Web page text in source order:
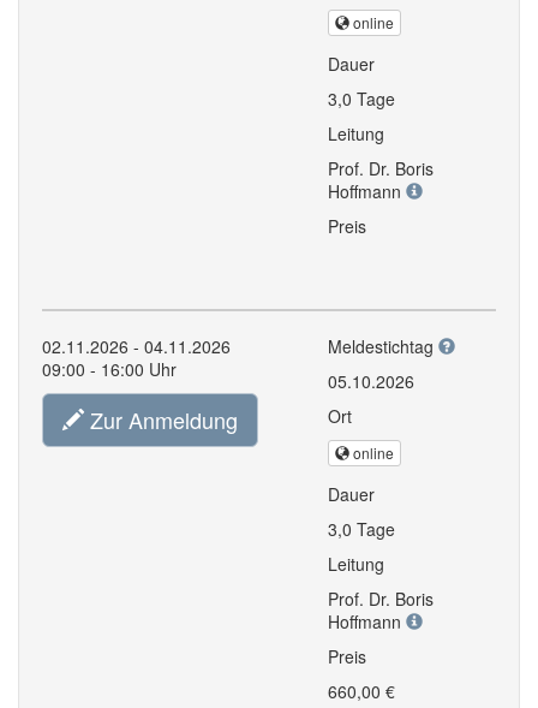
online
Dauer
3,0 Tage
Leitung
Prof. Dr. Boris
Hoffmann
Preis
02.11.2026 - 04.11.2026
09:00 - 16:00 Uhr
Zur Anmeldung
Meldestichtag
05.10.2026
Ort
online
Dauer
3,0 Tage
Leitung
Prof. Dr. Boris
Hoffmann
Preis
660,00 €